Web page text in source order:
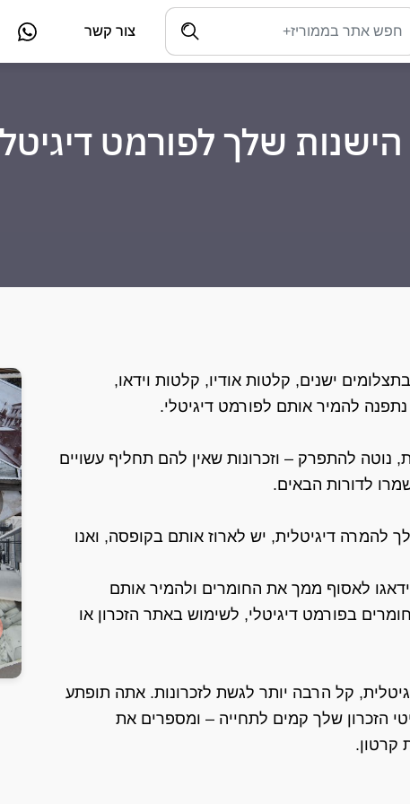
צור קשר
שלך לפורמט
ישנים, קלטות אודיו, קלטות וידאו,
להמיר אותם לפורמט דיגיטלי.
נוטה להתפרק – וזכרונות שאין להם תחליף עשויים
לדורות הבאים.
להמרה דיגיטלית, יש לארוז אותם בקופסה, ואנו
לאסוף ממך את החומרים ולהמיר אותם
בפורמט דיגיטלי, לשימוש באתר הזכרון או
קל הרבה יותר לגשת לזכרונות. אתה תופתע
הזכרון שלך קמים לתחייה – ומספרים את
קרטון.